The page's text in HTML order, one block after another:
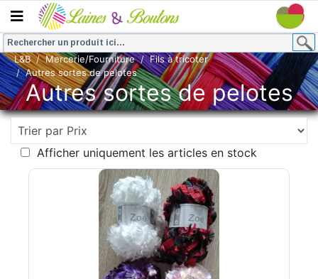
L&B Mercerie/Fourniture
Fils à tricoter
Autres sortes de pelotes
Autres sortes de pelotes
Afficher uniquement les articles en stock